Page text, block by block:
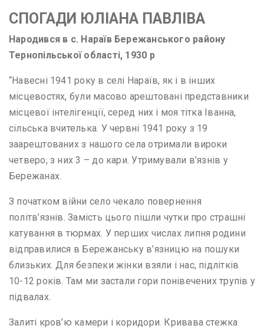
СПОГАДИ ЮЛІАНА ПАВЛІВА
Народився в с. Нараїв Бережанського району
Тернопільської області, 1930 р
“Навесні 1941 року в селі Нараїв, як і в інших
місцевостях, були масово арештовані представники
місцевої інтелігенції, серед них і моя тітка Іванна,
сільська вчителька. У червні 1941 року з 19
заарештованих з нашого села отримали вироки
четверо, з них 3 – до кари. Утримували в’язнів у
Бережанах.
З початком війни село чекало повернення
політв’язнів. Замість цього пішли чутки про страшні
катування в тюрмах. У перших числах липня родини
відправилися в Бережанську в’язницю на пошуки
близьких. Для безпеки жінки взяли і нас, підлітків
10-12 років. Там ми застали гори понівечених трупів у
підвалах.
Залиті кров’ю камери і коридори. Кривава стежка